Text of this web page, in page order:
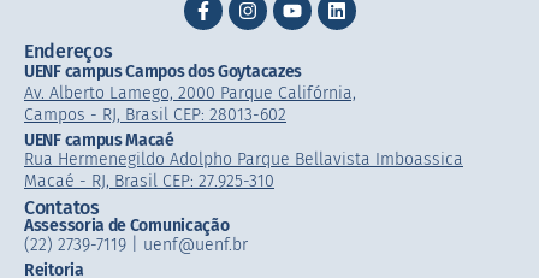
Endereços
UENF campus Campos dos Goytacazes
Av. Alberto Lamego, 2000 Parque Califórnia,
Campos - RJ, Brasil CEP: 28013-602
UENF campus Macaé
Rua Hermenegildo Adolpho Parque Bellavista Imboassica
Macaé - RJ, Brasil CEP: 27.925-310
Contatos
Assessoria de Comunicação
(22) 2739-7119 | uenf@uenf.br
Reitoria